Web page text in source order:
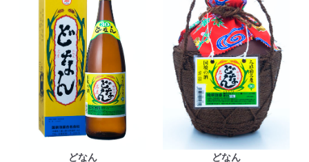
どなん どなん